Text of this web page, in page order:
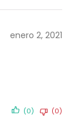
enero 2, 2021
(0) (0)